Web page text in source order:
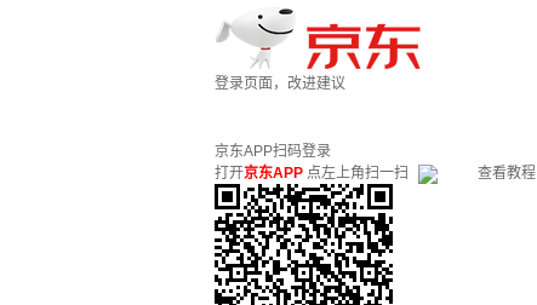
登录页面，改进建议
京东APP扫码登录
打开京东APP 点左上角扫一扫 查看教程